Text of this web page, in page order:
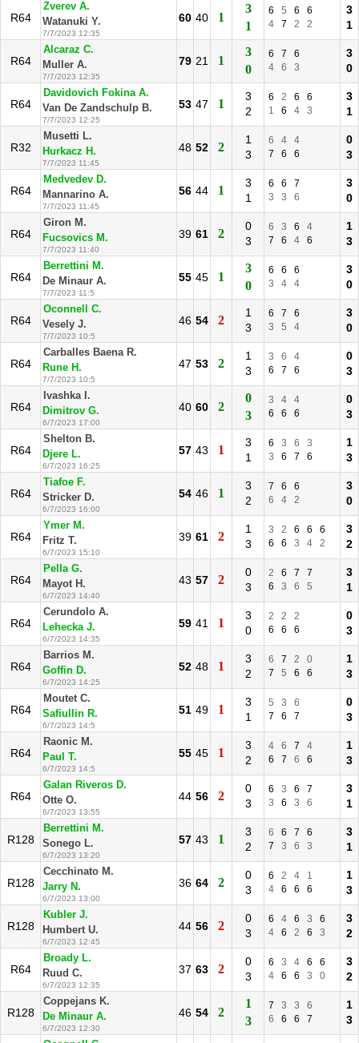
R64
Zverev A.
Watanuki Y.
7/7/2023 12:35
60 40 1
3
1
6 5 6
6
4
7 2 2
3
1
R64
Alcaraz C.
Muller A.
7/7/2023 12:35
79 21 1
3
0
6 7
6
4
6 3
3
0
R64
Davidovich Fokina A.
Van De Zandschulp B.
7/7/2023 12:25
53 47 1
3
2
6 2 6
6
1
6 4 3
3
1
R32
Musetti L.
Hurkacz H.
7/7/2023 11:45
48 52 2
1
3
6 4
4
7
6 6
0
3
R64
Medvedev D.
Mannarino A.
7/7/2023 11:45
56 44 1
3
1
6 6
7
3
3 6
3
0
R64
Giron M.
Fucsovics M.
7/7/2023 11:40
39 61 2
0
3
6 3 6
4
7
6 4 6
1
3
R64
Berrettini M.
De Minaur A.
7/7/2023 11:5
55 45 1
3
0
6 6
6
3
4 4
3
0
R64
Oconnell C.
Vesely J.
7/7/2023 10:5
46 54 2
1
3
6 7
6
3
5 4
3
0
R64
Carballes Baena R.
Rune H.
7/7/2023 10:5
47 53 2
1
3
3 6
4
6
7 6
0
3
R64
Ivashka I.
Dimitrov G.
6/7/2023 17:00
40 60 2
0
3
3 4
4
6
6 6
0
3
R64
Shelton B.
Djere L.
6/7/2023 16:25
57 43 1
3
1
6 3 6
3
3
6 7 6
1
3
R64
Tiafoe F.
Stricker D.
6/7/2023 16:00
54 46 1
3
2
7 6
6
6
4 2
3
0
R64
Ymer M.
Fritz T.
6/7/2023 15:10
39 61 2
1
3
3 2 6 6
6
6
6 3 4 2
3
2
R64
Pella G.
Mayot H.
6/7/2023 14:40
43 57 2
0
3
2 6 7
7
6
3 6 5
3
1
R64
Cerundolo A.
Lehecka J.
6/7/2023 14:35
59 41 1
3
0
2 2
2
6
6 6
0
3
R64
Barrios M.
Goffin D.
6/7/2023 14:25
52 48 1
3
2
6 7 2
0
7
5 6 6
1
3
R64
Moutet C.
Safiullin R.
6/7/2023 14:5
51 49 1
3
1
5 3
6
7
6 7
0
3
R64
Raonic M.
Paul T.
6/7/2023 14:5
55 45 1
3
2
4 6 7
4
6
7 6 6
1
3
R64
Galan Riveros D.
Otte O.
6/7/2023 13:55
44 56 2
0
3
6 3 6
7
3
6 3 6
3
1
R128
Berrettini M.
Sonego L.
6/7/2023 13:20
57 43 1
3
2
6 6 7
6
7
3 6 3
3
1
R128
Cecchinato M.
Jarry N.
6/7/2023 13:00
36 64 2
0
3
6 2 4
1
4
6 6 6
1
3
R128
Kubler J.
Humbert U.
6/7/2023 12:45
44 56 2
0
3
6 4 6 3
6
4
6 2 6 3
3
2
R64
Broady L.
Ruud C.
6/7/2023 12:35
37 63 2
0
3
6 3 4 6
6
4
6 6 3 0
3
2
R128
Coppejans K.
De Minaur A.
6/7/2023 12:30
46 54 2
1
3
7 3 3
6
6
6 6 7
1
3